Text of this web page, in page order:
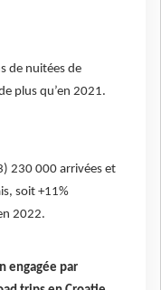
de nuitées de
plus qu’en 2021.
230 000 arrivées et
soit +11%
2022.
engagée par